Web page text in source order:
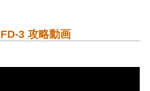
3 攻略動画